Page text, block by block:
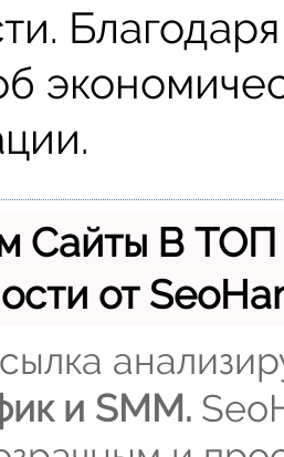
Сайты В
от
и SMM.